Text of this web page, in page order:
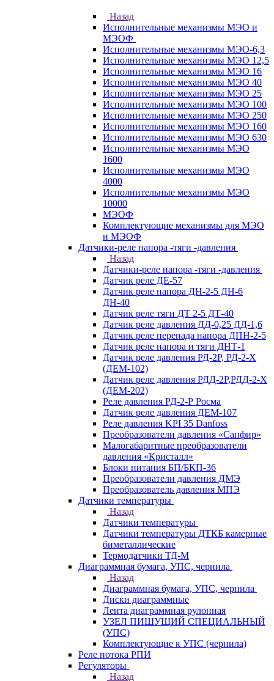
Назад
Исполнительные механизмы МЭО и
МЭОФ
Исполнительные механизмы МЭО-6,3
Исполнительные механизмы МЭО 12,5
Исполнительные механизмы МЭО 16
Исполнительные механизмы МЭО 40
Исполнительные механизмы МЭО 25
Исполнительные механизмы МЭО 100
Исполнительные механизмы МЭО 250
Исполнительные механизмы МЭО 160
Исполнительные механизмы МЭО 630
Исполнительные механизмы МЭО
1600
Исполнительные механизмы МЭО
4000
Исполнительные механизмы МЭО
10000
МЭОФ
Комплектующие механизмы для МЭО
и МЭОФ
Датчики-реле напора -тяги -давления
Назад
Датчики-реле напора -тяги -давления
Датчик реле ДЕ-57
Датчик реле напора ДН-2-5 ДН-6
ДН-40
Датчик реле тяги ДТ 2-5 ДТ-40
Датчик реле давления ДД-0,25 ДД-1,6
Датчик реле перепада напора ДПН-2-5
Датчик реле напора и тяги ДНТ-1
Датчик реле давления РД-2Р, РД-2-Х
(ДЕМ-102)
Датчик реле давления РДД-2Р,РДД-2-Х
(ДЕМ-202)
Реле давления РД-2-Р Росма
Датчик реле давления ДЕМ-107
Реле давления KPI 35 Danfoss
Преобразователи давления «Сапфир»
Малогабаритные преобразователи
давления «Кристалл»
Блоки питания БП/БКП-36
Преобразователи давления ДМЭ
Преобразователь давления МПЭ
Датчики температуры
Назад
Датчики температуры
Датчики температуры ДТКБ камерные
биметаллические
Термодатчики ТД-М
Диаграммная бумага, УПС, чернила
Назад
Диаграммная бумага, УПС, чернила
Диски диаграммные
Лента диаграммная рулонная
УЗЕЛ ПИШУЩИЙ СПЕЦИАЛЬНЫЙ
(УПС)
Комплектующие к УПС (чернила)
Реле потока РПИ
Регуляторы
Назад